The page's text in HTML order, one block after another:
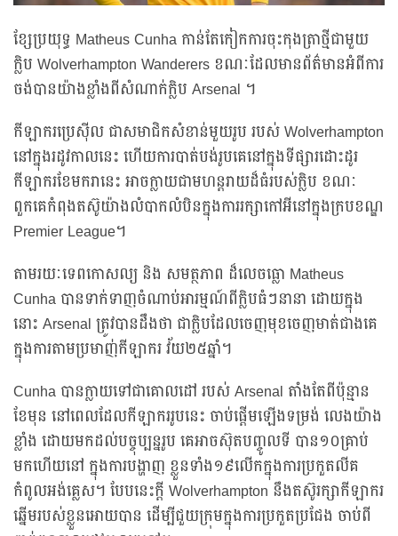
ខ្សែប្រយុទ្ធ Matheus Cunha កាន់តែកៀកការចុះកុងត្រាថ្មីជាមួយ
ក្លិប Wolverhampton Wanderers ខណៈដែលមានព័ត៌មានអំពីការ
ចង់បានយ៉ាងខ្លាំងពីសំណាក់ក្លិប Arsenal ។
កីឡាករប្រេស៊ីល ជាសមាជិកសំខាន់មួយរូប របស់ Wolverhampton
នៅក្នុងរដូវកាលនេះ ហើយការបាត់បង់រូបគេនៅក្នុងទីផ្សារដោះដូរ
កីឡាករខែមករានេះ អាចក្លាយជាមហន្តរាយដ៏ធំរបស់ក្លិប ខណៈ
ពួកគេកំពុងតស៊ូយ៉ាងលំបាកលំបិនក្នុងការរក្សាកៅអីនៅក្នុងក្របខណ្ឌ
Premier League។
តាមរយៈទេពកោសល្យ និង សមត្ថភាព ដ៏លេចធ្លោ Matheus
Cunha បានទាក់ទាញចំណាប់អារម្មណ៍ពីក្លិបធំៗនានា ដោយក្នុង
នោះ Arsenal ត្រូវបានដឹងថា ជាក្លិបដែលចេញមុខចេញមាត់ជាងគេ
ក្នុងការតាមប្រមាញ់កីឡាករ វ័យ២៥ឆ្នាំ។
Cunha បានក្លាយទៅជាគោលដៅ របស់ Arsenal តាំងតែពីប៉ុន្មាន
ខែមុន នៅពេលដែលកីឡាកររូបនេះ ចាប់ផ្តើមឡើងទម្រង់ លេងយ៉ាង
ខ្លាំង ដោយមកដល់បច្ចុប្បន្នរូប គេអាចស៊ុតបញ្ចូលទី បាន១០គ្រាប់
មកហើយនៅ ក្នុងការបង្ហាញ ខ្លួនទាំង១៩លើកក្នុងការប្រកួតលីគ
កំពូលអង់គ្លេស។ បែបនេះក្តី Wolverhampton នឹងតស៊ូរក្សាកីឡាករ
ឆ្នើមរបស់ខ្លួនអោយបាន ដើម្បីជួយក្រុមក្នុងការប្រកួតប្រជែង ចាប់ពី